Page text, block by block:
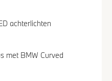
achterlichten
met BMW Curved